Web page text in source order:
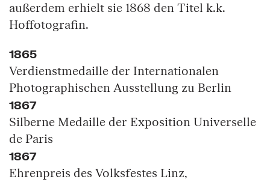
außerdem erhielt sie 1868 den Titel k.k.
Hoffotografin.
1865
Verdienstmedaille der Internationalen
Photographischen Ausstellung zu Berlin
1867
Silberne Medaille der Exposition Universelle
de Paris
1867
Ehrenpreis des Volksfestes Linz,